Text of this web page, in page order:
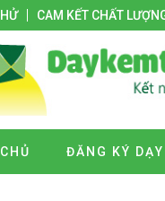
CAM KẾT CHẤT
ĐĂNG KÝ DẠY